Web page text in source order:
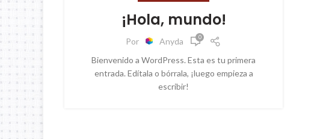
¡Hola, mundo!
Por Anyda 0
Bienvenido a WordPress. Esta es tu primera
entrada. Edítala o bórrala, ¡luego empieza a
escribir!